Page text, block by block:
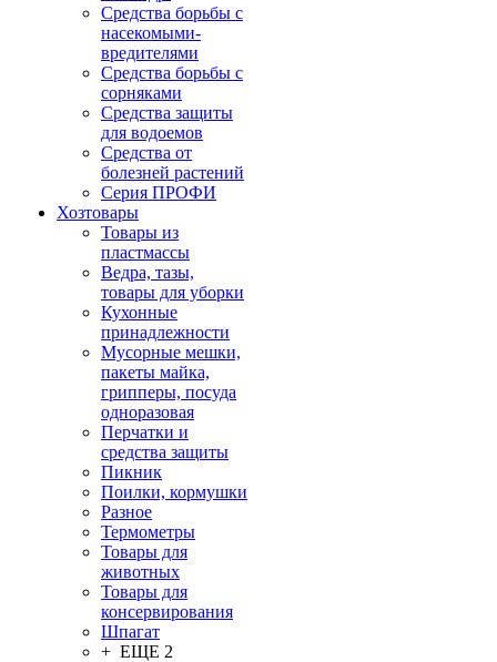
Средства борьбы с
насекомыми-
вредителями
Средства борьбы с
сорняками
Средства защиты
для водоемов
Средства от
болезней растений
Серия ПРОФИ
Хозтовары
Товары из
пластмассы
Ведра, тазы,
товары для уборки
Кухонные
принадлежности
Мусорные мешки,
пакеты майка,
грипперы, посуда
одноразовая
Перчатки и
средства защиты
Пикник
Поилки, кормушки
Разное
Термометры
Товары для
животных
Товары для
консервирования
Шпагат
+ ЕЩЕ 2